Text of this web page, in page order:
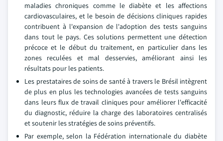
maladies chroniques comme le diabète et les affections
cardiovasculaires, et le besoin de décisions cliniques rapides
contribuent à l'expansion de l'adoption des tests sanguins
dans tout le pays. Ces solutions permettent une détection
précoce et le début du traitement, en particulier dans les
zones reculées et mal desservies, améliorant ainsi les
résultats pour les patients.
Les prestataires de soins de santé à travers le Brésil intègrent
de plus en plus les technologies avancées de tests sanguins
dans leurs flux de travail cliniques pour améliorer l'efficacité
du diagnostic, réduire la charge des laboratoires centralisés
et soutenir les stratégies de soins préventifs.
Par exemple, selon la Fédération internationale du diabète